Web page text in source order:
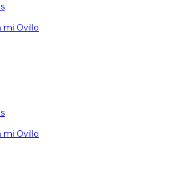
mi Ovillo
mi Ovillo